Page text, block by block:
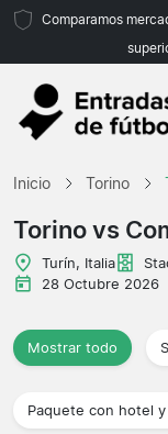
Comparamos
Inicio Torino
Torino vs
Turín, Italia
28 Octubre 2026
Mostrar todo
Paquete con hotel